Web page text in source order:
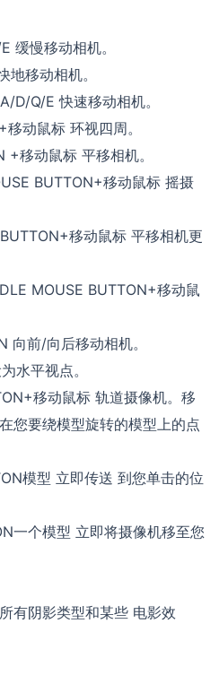
缓慢移动相机。
移动相机。
D/Q/E 快速移动相机。
动鼠标 环视四周。
移动鼠标 平移相机。
BUTTON+移动鼠标 摇摄
移动鼠标 平移相机更
MOUSE BUTTON+移动鼠
向前/向后移动相机。
水平视点。
移动鼠标 轨道摄像机。移
您要绕模型旋转的模型上的点
模型 立即传送 到您单击的位
一个模型 立即将摄像机移至您
有阴影类型和某些 电影效